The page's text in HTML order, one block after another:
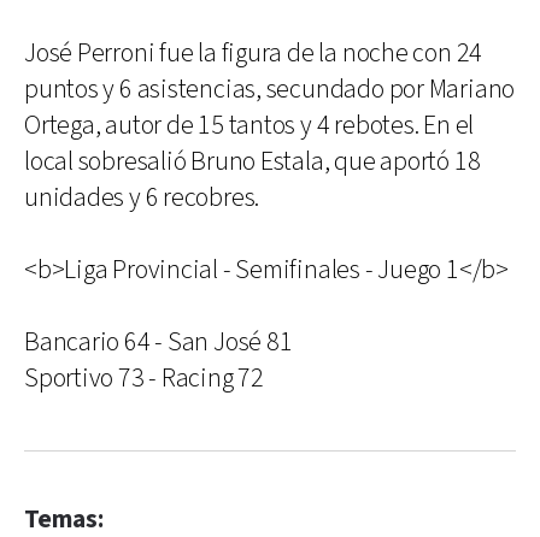
José Perroni fue la figura de la noche con 24
puntos y 6 asistencias, secundado por Mariano
Ortega, autor de 15 tantos y 4 rebotes. En el
local sobresalió Bruno Estala, que aportó 18
unidades y 6 recobres.
<b>Liga Provincial - Semifinales - Juego 1</b>
Bancario 64 - San José 81
Sportivo 73 - Racing 72
Temas: